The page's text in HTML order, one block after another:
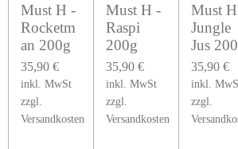
Must H -
Rocketm
an 200g
35,90 €
inkl. MwSt
zzgl.
Versandkosten
Must H -
Raspi
200g
35,90 €
inkl. MwSt
zzgl.
Versandkosten
Must
Jungle
Jus
35,90 €
inkl.
zzgl.